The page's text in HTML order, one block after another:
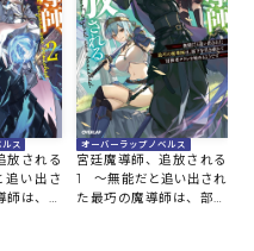
ス
放される
い出さ
師は、部
オーバーラップノベルス
宮廷魔導師、追放される
1 ～無能だと追い出され
た最巧の魔導師は、部下